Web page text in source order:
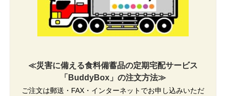
≪災害に備える食料備蓄品の定期宅配サービス
「BuddyBox」の注文方法≫
ご注文は郵送・FAX・インターネットでお申し込みいただ